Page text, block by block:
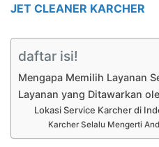
JET CLEANER KARCHER
daftar isi!
Mengapa Memilih Layanan
Layanan yang Ditawarkan
Lokasi Service Karcher di
Karcher Selalu Mengerti